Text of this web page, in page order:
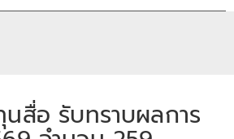
สื่อ รับทราบผลการ